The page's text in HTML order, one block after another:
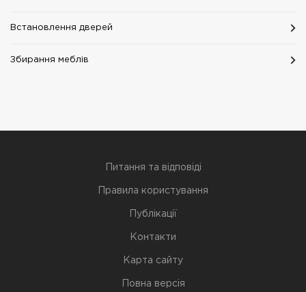
Встановлення дверей
Збирання меблів
Питання та відповіді
Правила користування
Публікації
Контакти
Карта сайту
Повна версія